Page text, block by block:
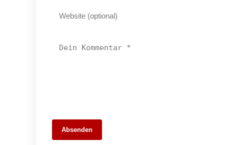
Absenden
13. März 2026